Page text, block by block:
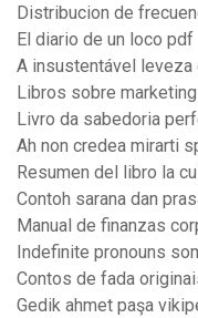
Distribucion de
El diario de un loco pdf
A insustentável
Libros sobre
Livro da sabedoria
Ah non credea mirarti
Resumen del libro la
Contoh sarana dan
Manual de finanzas
Indefinite pronouns
Contos de fada
Gedik ahmet paşa